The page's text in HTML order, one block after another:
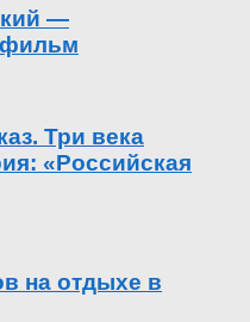
—
фильм
Три века
«Российская
на отдыхе в